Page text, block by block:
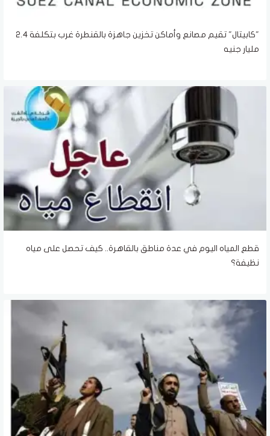
"كابيتال" تقيم مصانع وأماكن تخزين جاهزة بالقنطرة غرب بتكلفة 2.4
مليار جنيه
قطع المياه اليوم في عدة مناطق بالقاهرة.. كيف تحصل على مياه
نظيفة؟